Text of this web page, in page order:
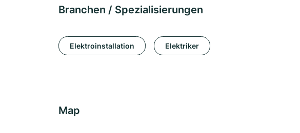
Branchen / Spezialisierungen
Elektroinstallation Elektriker
Map